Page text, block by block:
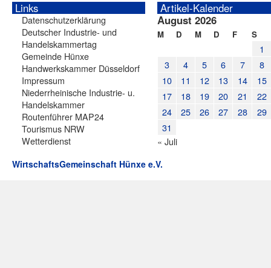
Links
Datenschutzerklärung
Deutscher Industrie- und
Handelskammertag
Gemeinde Hünxe
Handwerkskammer Düsseldorf
Impressum
Niederrheinische Industrie- u.
Handelskammer
Routenführer MAP24
Tourismus NRW
Wetterdienst
Artikel-Kalender
August 2026
M D M D F S
1
3
4 5 6 7
8
10
11 12 13 14
15
17
18 19 20 21
22
24
25 26 27 28
29
31
« Juli
WirtschaftsGemeinschaft Hünxe e.V.